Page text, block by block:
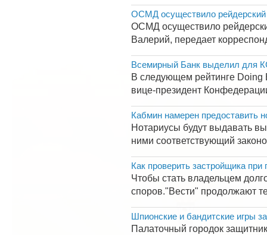
ОСМД осуществило рейдерский
ОСМД осуществило
Валерий, передает
Всемирный Банк выделил для
В следующем рейтинге Doing
вице-президент
Кабмин намерен предоставить
Нотариусы будут выдавать
ними соответствующий
Как проверить застройщика при
Чтобы стать владельцем
споров."Вести" продолжают
Шпионские и бандитские игры
Палаточный городок